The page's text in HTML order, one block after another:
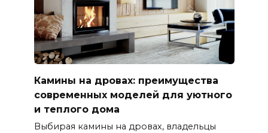
Камины на дровах: преимущества
современных моделей для уютного
и теплого дома
Выбирая камины на дровах, владельцы